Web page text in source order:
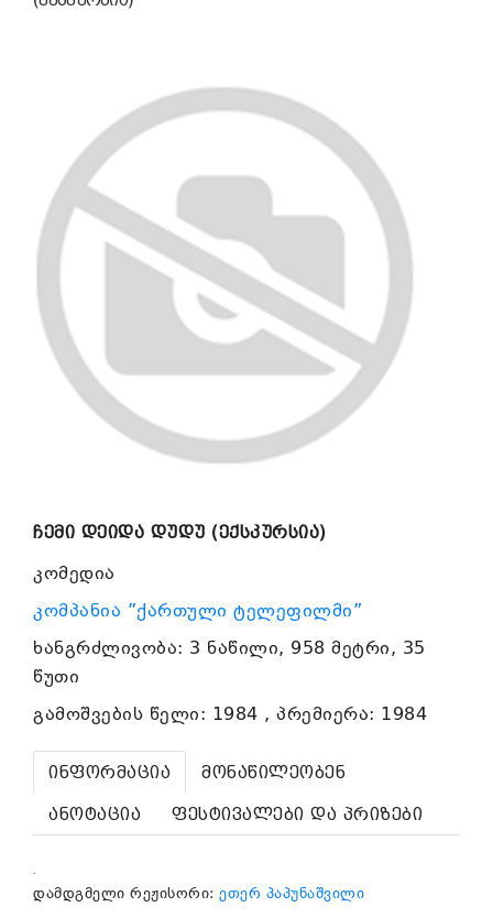
ჩემი დეიდა დუდუ (ექსკურსია)
კომედია
კომპანია ”ქართული ტელეფილმი”
ხანგრძლივობა: 3 ნაწილი, 958 მეტრი, 35
წუთი
გამოშვების წელი: 1984 , პრემიერა: 1984
ინფორმაცია
მონაწილეობენ
ანოტაცია
ფესტივალები და პრიზები
.
დამდგმელი რეჟისორი: ეთერ პაპუნაშვილი